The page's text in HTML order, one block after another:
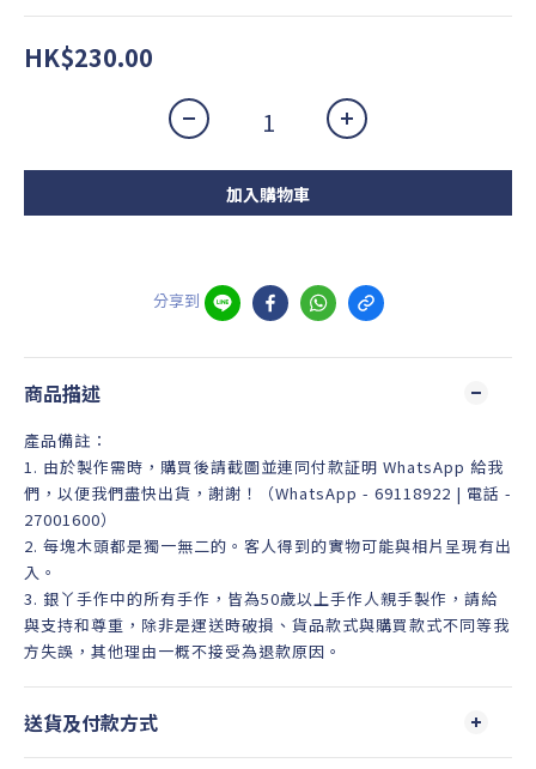
HK$230.00
加入購物車
分享到
商品描述
產品備註：
1. 由於製作需時，購買後請截圖並連同付款証明 WhatsApp 給我
們，以便我們盡快出貨，謝謝！（WhatsApp - 69118922 | 電話 -
27001600）
2. 每塊木頭都是獨一無二的。客人得到的實物可能與相片呈現有出
入。
3. 銀丫手作中的所有手作，皆為50歲以上手作人親手製作，請給
與支持和尊重，除非是運送時破損、貨品款式與購買款式不同等我
方失誤，其他理由一概不接受為退款原因。
送貨及付款方式